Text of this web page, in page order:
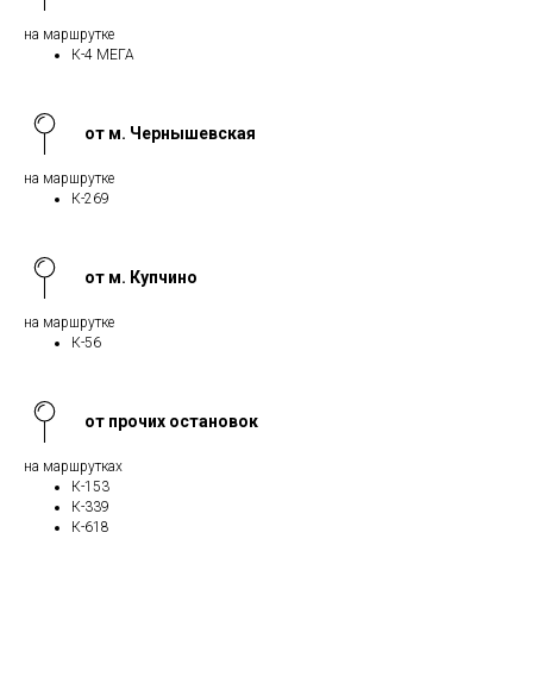
на маршрутке
К-4 МЕГА
от м. Чернышевская
на маршрутке
К-269
от м. Купчино
на маршрутке
К-56
от прочих остановок
на маршрутках
К-153
К-339
К-618